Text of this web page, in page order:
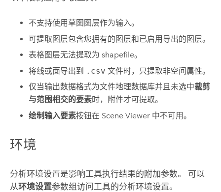
不支持使用草图图层作为输入。
可提取图层包含您拥有的图层和已启用导出的图层。
表格图层无法提取为 shapefile。
将线或面导出到 .csv 文件时，只提取非空间属性。
仅当输出数据格式为文件地理数据库并且未选中裁剪
与范围相交的要素时，附件才可提取。
绘制输入要素按钮在 Scene Viewer 中不可用。
环境
分析环境设置是影响工具执行结果的附加参数。 可以
从环境设置参数组访问工具的分析环境设置。